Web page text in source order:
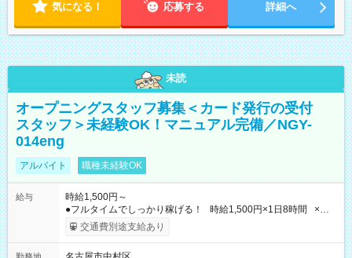
気になる！ 応募する 詳細へ
未読
オープニングスタッフ募集＜カード発行の受付
スタッフ＞未経験OK！マニュアル完備／NGY-
014eng
アルバイト 職種未経験OK
給与
時給1,500円～
●フルタイムでしっかり稼げる！ 時給1,500円×1日8時間 ×週5
日勤務 ＝1日あたり 12,000円 ×22日勤務 ＝月収例 264,000円
【試用期間】試用期間なし
交通費別途支給あり